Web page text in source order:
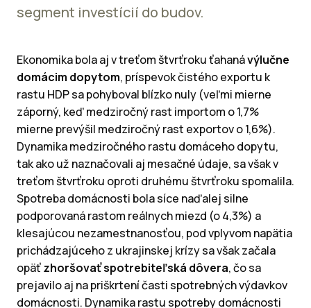
segment investícií do budov.
Ekonomika bola aj v treťom štvrťroku ťahanávýlučne
domácim dopytom, príspevok čistého exportu k
rastu HDP sa pohyboval blízko nuly (veľmi mierne
záporný, keď medziročný rast importom o 1,7%
mierne prevýšil medziročný rast exportov o 1,6%).
Dynamika medziročného rastu domáceho dopytu,
tak ako už naznačovali aj mesačné údaje, sa však v
treťom štvrťroku oproti druhému štvrťroku spomalila.
Spotreba domácnosti bola síce naďalej silne
podporovaná rastom reálnych miezd (o 4,3%) a
klesajúcou nezamestnanosťou, pod vplyvom napätia
prichádzajúceho z ukrajinskej krízy sa však začala
opäťzhoršovať spotrebiteľská dôvera, čo sa
prejavilo aj na priškrtení časti spotrebných výdavkov
domácnosti. Dynamika rastu spotreby domácnosti